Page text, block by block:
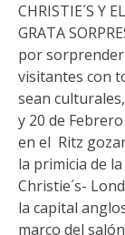
CHRISTIE´S Y
GRATA
por sorprender
visitantes con
sean
y 20 de
en el Ritz
la primicia de
Christie´s-
la capital
marco del